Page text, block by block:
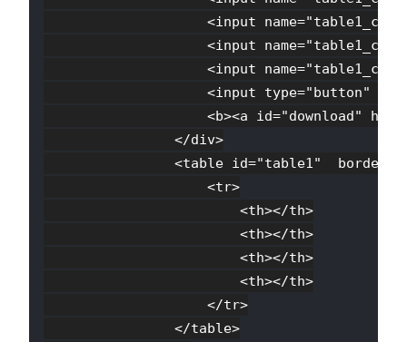
<input
<input
<input
<input type="button"
<b><a id="download"
                </div>
<table id="table1"
                    <tr>
                        <th></th>
                        <th></th>
                        <th></th>
                        <th></th>
                    </tr>
                </table>